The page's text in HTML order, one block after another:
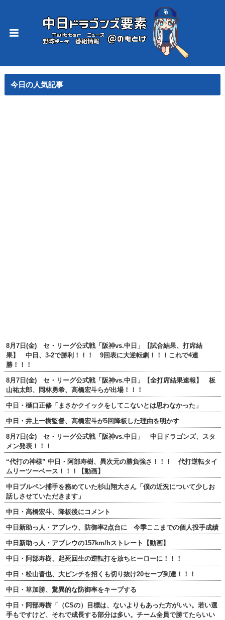
今日の人気記事
8月7日(金) セ・リーグ公式戦「阪神vs.中日」【試合結果、打席結
果】 中日、3-2で勝利！！！ 9回表に大逆転劇！！！これで4連
勝！！！
8月7日(金) セ・リーグ公式戦「阪神vs.中日」【全打席結果速報】 板
山祐太郎、岡林勇希、高橋宏斗らが出場！！！
中日・樋口正修「まさかクイックをしてこないとは思わなかった」
中日・井上一樹監督、高橋宏斗が5回降板した理由を明かす
8月7日(金) セ・リーグ公式戦「阪神vs.中日」 中日ドラゴンズ、スタ
メン発表！！！
“代打の神様” 中日・阿部寿樹、異次元の勝負強さ！！！ 代打逆転タイ
ムリーツーベース！！！【動画】
中日ブルペン捕手を務めていた杉山翔大さん「僕の近況について少しお
話しさせていただきます」
中日・高橋宏斗、降板後にコメント
中日新助っ人・アブレウ、防御率2点台に 今季ここまでの個人投手成績
中日新助っ人・アブレウの157km/hストレート【動画】
中日・阿部寿樹、起死回生の逆転打を放ちヒーローに！！！
中日・松山晋也、大ピンチを招くも切り抜け20セーブ到達！！！
中日・草加勝、驚異的な防御率をキープする
中日・阿部寿樹「（CSの）目標は、ないよりもあった方がいい。若い選
手もですけど、それで成長する部分は多い。チーム全員で勝てたらいい